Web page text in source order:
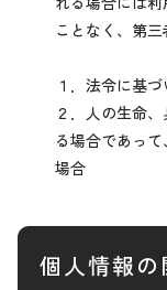
ことなく、第三
１．法令に基
２．人の生命
る場合であっ
場合
個人情報